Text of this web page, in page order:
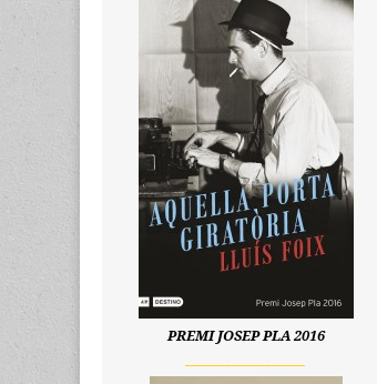
PREMI JOSEP PLA 2016